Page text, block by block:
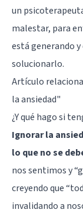
un
malestar, para
está generando
solucionarlo.
Artículo
la ansiedad"
¿Y qué hago si
Ignorar la
lo que no se
nos sentimos y
creyendo que
invalidando a